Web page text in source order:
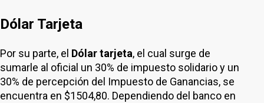
Dólar Tarjeta
Por su parte, el Dólar tarjeta, el cual surge de
sumarle al oficial un 30% de impuesto solidario y un
30% de percepción del Impuesto de Ganancias, se
encuentra en $1504,80. Dependiendo del banco en